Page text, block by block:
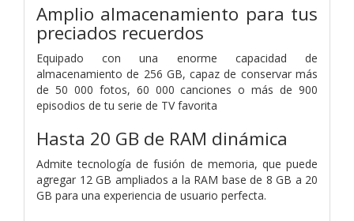
Amplio almacenamiento para tus
preciados recuerdos
Equipado con una enorme capacidad de
almacenamiento de 256 GB, capaz de conservar más
de 50 000 fotos, 60 000 canciones o más de 900
episodios de tu serie de TV favorita
Hasta 20 GB de RAM dinámica
Admite tecnología de fusión de memoria, que puede
agregar 12 GB ampliados a la RAM base de 8 GB a 20
GB para una experiencia de usuario perfecta.